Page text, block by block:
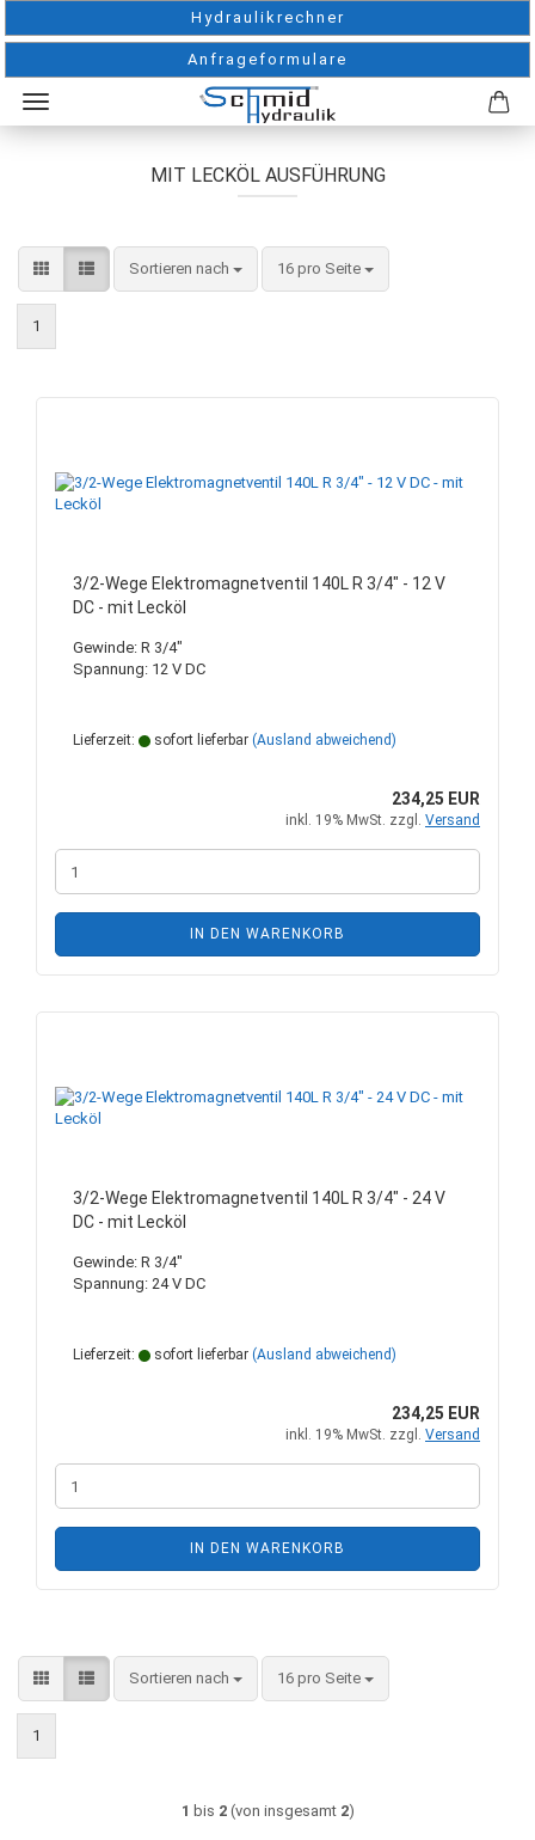
Hydraulikrechner
Anfrageformulare
MIT LECKÖL AUSFÜHRUNG
Sortieren nach
Sortieren nach 16 pro Seite
pro Seite
1
3/2-Wege Elektromagnetventil 140L R 3/4" - 12 V
DC - mit Lecköl
Gewinde: R 3/4"
Spannung: 12 V DC
Lieferzeit: sofort lieferbar (Ausland abweichend)
234,25 EUR
inkl. 19% MwSt. zzgl. Versand
IN DEN WARENKORB
3/2-Wege Elektromagnetventil 140L R 3/4" - 24 V
DC - mit Lecköl
Gewinde: R 3/4"
Spannung: 24 V DC
Lieferzeit: sofort lieferbar (Ausland abweichend)
234,25 EUR
inkl. 19% MwSt. zzgl. Versand
IN DEN WARENKORB
Sortieren nach
Sortieren nach 16 pro Seite
pro Seite
1
1 bis 2(von insgesamt 2)